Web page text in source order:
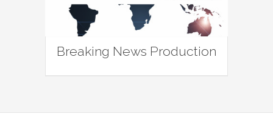
Breaking News Production